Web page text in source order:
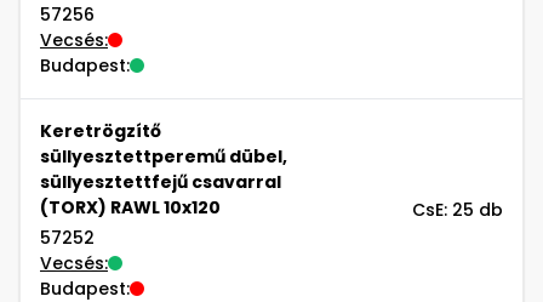
57256
Vecsés:
Budapest:
Keretrögzítő
süllyesztettperemű dübel,
süllyesztettfejű csavarral
(TORX) RAWL 10x120
57252
Vecsés:
Budapest:
CsE: 25 db